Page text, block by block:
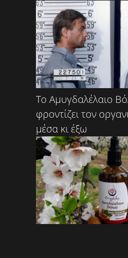
Το Αμυγδαλέλαιο
φροντίζει τον
μέσα κι έξω